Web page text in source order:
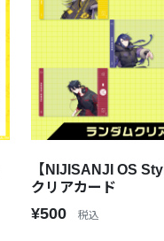
【NIJISANJI OS
クリアカード
¥500 税込